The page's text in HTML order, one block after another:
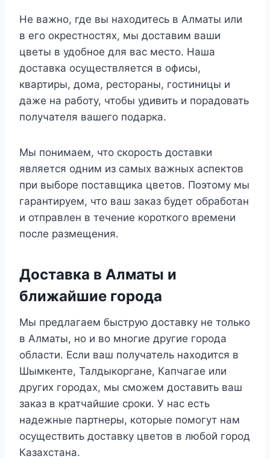
Не важно, где вы находитесь в Алматы или
в его окрестностях, мы доставим ваши
цветы в удобное для вас место. Наша
доставка осуществляется в офисы,
квартиры, дома, рестораны, гостиницы и
даже на работу, чтобы удивить и порадовать
получателя вашего подарка.
Мы понимаем, что скорость доставки
является одним из самых важных аспектов
при выборе поставщика цветов. Поэтому мы
гарантируем, что ваш заказ будет обработан
и отправлен в течение короткого времени
после размещения.
Доставка в Алматы и
ближайшие города
Мы предлагаем быструю доставку не только
в Алматы, но и во многие другие города
области. Если ваш получатель находится в
Шымкенте, Талдыкоргане, Капчагае или
других городах, мы сможем доставить ваш
заказ в кратчайшие сроки. У нас есть
надежные партнеры, которые помогут нам
осуществить доставку цветов в любой город
Казахстана.